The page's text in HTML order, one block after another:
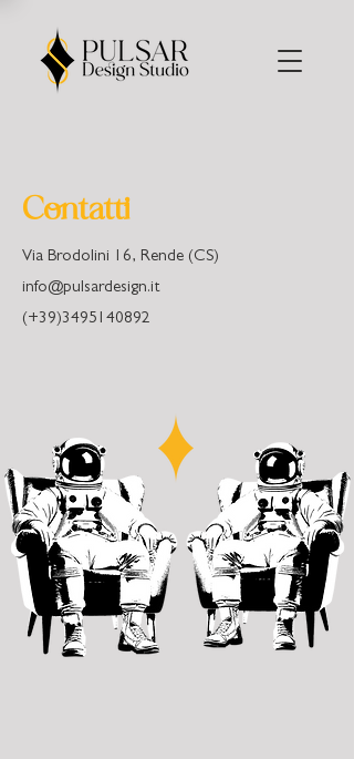
Contatti
Via Brodolini 16, Rende (CS)
info@pulsardesign.it
(+39)3495140892